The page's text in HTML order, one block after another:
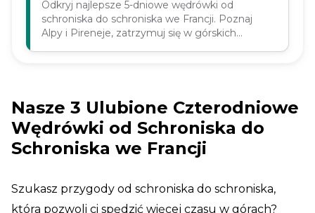
Odkryj najlepsze 5-dniowe wędrówki od
schroniska do schroniska we Francji. Poznaj
Alpy i Pireneje, zatrzymuj się w górskich
Nasze 3 Ulubione Czterodniowe
Wędrówki od Schroniska do
Schroniska we Francji
Szukasz przygody od schroniska do schroniska,
która pozwoli ci spędzić więcej czasu w górach?